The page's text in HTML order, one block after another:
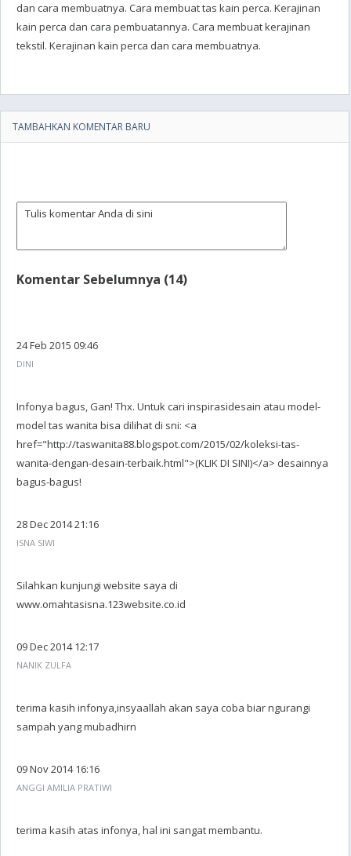
dan cara membuatnya. Cara membuat tas kain perca. Kerajinan
kain perca dan cara pembuatannya. Cara membuat kerajinan
tekstil. Kerajinan kain perca dan cara membuatnya.
TAMBAHKAN KOMENTAR BARU
Komentar Sebelumnya (14)
24 Feb 2015 09:46
DINI
Infonya bagus, Gan! Thx. Untuk cari inspirasidesain atau model-
model tas wanita bisa dilihat di sni: <a
href="http://taswanita88.blogspot.com/2015/02/koleksi-tas-
wanita-dengan-desain-terbaik.html">(KLIK DI SINI)</a> desainnya
bagus-bagus!
28 Dec 2014 21:16
ISNA SIWI
Silahkan kunjungi website saya di
www.omahtasisna.123website.co.id
09 Dec 2014 12:17
NANIK ZULFA
terima kasih infonya,insyaallah akan saya coba biar ngurangi
sampah yang mubadhirn
09 Nov 2014 16:16
ANGGI AMILIA PRATIWI
terima kasih atas infonya, hal ini sangat membantu.